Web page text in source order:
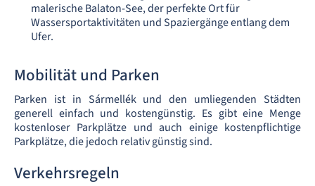
malerische Balaton-See, der perfekte Ort für
Wassersportaktivitäten und Spaziergänge entlang dem
Ufer.
Mobilität und Parken
Parken ist in Sármellék und den umliegenden Städten
generell einfach und kostengünstig. Es gibt eine Menge
kostenloser Parkplätze und auch einige kostenpflichtige
Parkplätze, die jedoch relativ günstig sind.
Verkehrsregeln